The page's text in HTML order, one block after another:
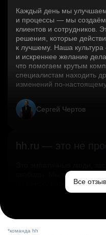
Каждый день мы
и процессы — мы
клиентов и сотрудников.
решения, которые
к лучшему. Наша
и искреннее желание
что помогаем крутым
специалистам находить
изменений
Сергей Чертов
hh.ru — это не
свободы. Мы помогаем
по поиску работы в
Все
*команда hh